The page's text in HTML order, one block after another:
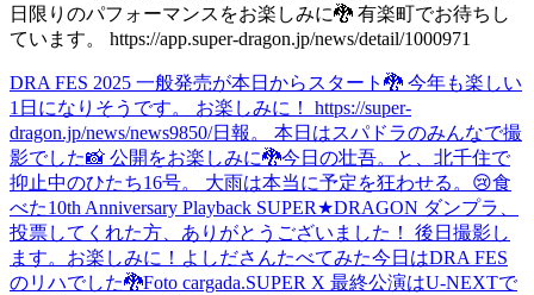
日限りのパフォーマンスをお楽しみに🐉 有楽町でお待ちし
ています。 https://app.super-dragon.jp/news/detail/1000971
DRA FES 2025 一般発売が本日からスタート🐉 今年も楽しい
1日になりそうです。 お楽しみに！ https://super-
dragon.jp/news/news9850/日報。 本日はスパドラのみんなで撮
影でした📸 公開をお楽しみに🐉今日の壮吾。と、北千住で
抑止中のひたち16号。 大雨は本当に予定を狂わせる。😢食
べた10th Anniversary Playback SUPER★DRAGON ダンプラ、
投票してくれた方、ありがとうございました！ 後日撮影し
ます。お楽しみに！ よしださんたべてみた今日はDRA FES
のリハでした🐉Foto cargada.SUPER X 最終公演はU-NEXTで